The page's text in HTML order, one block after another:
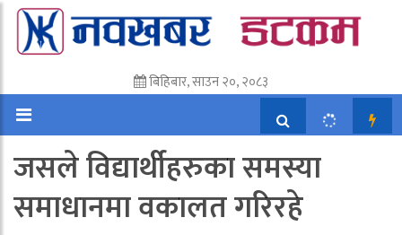
बिहिबार, साउन २०, २०८३
जसले विद्यार्थीहरुका समस्या
समाधानमा वकालत गरिरहे